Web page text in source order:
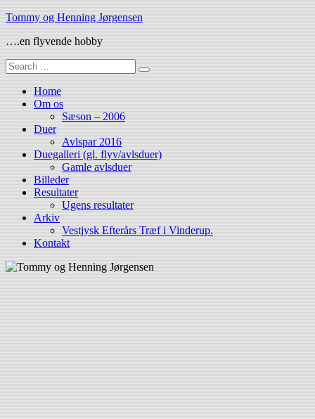
Skip
content
Tommy og Henning Jørgensen
….en flyvende hobby
Search
for:
Home
Om os
Sæson – 2006
Duer
Avlspar 2016
Duegalleri (gl. flyv/avlsduer)
Gamle avlsduer
Billeder
Resultater
Ugens resultater
Arkiv
Vestjysk Efterårs Træf i Vinderup.
Kontakt